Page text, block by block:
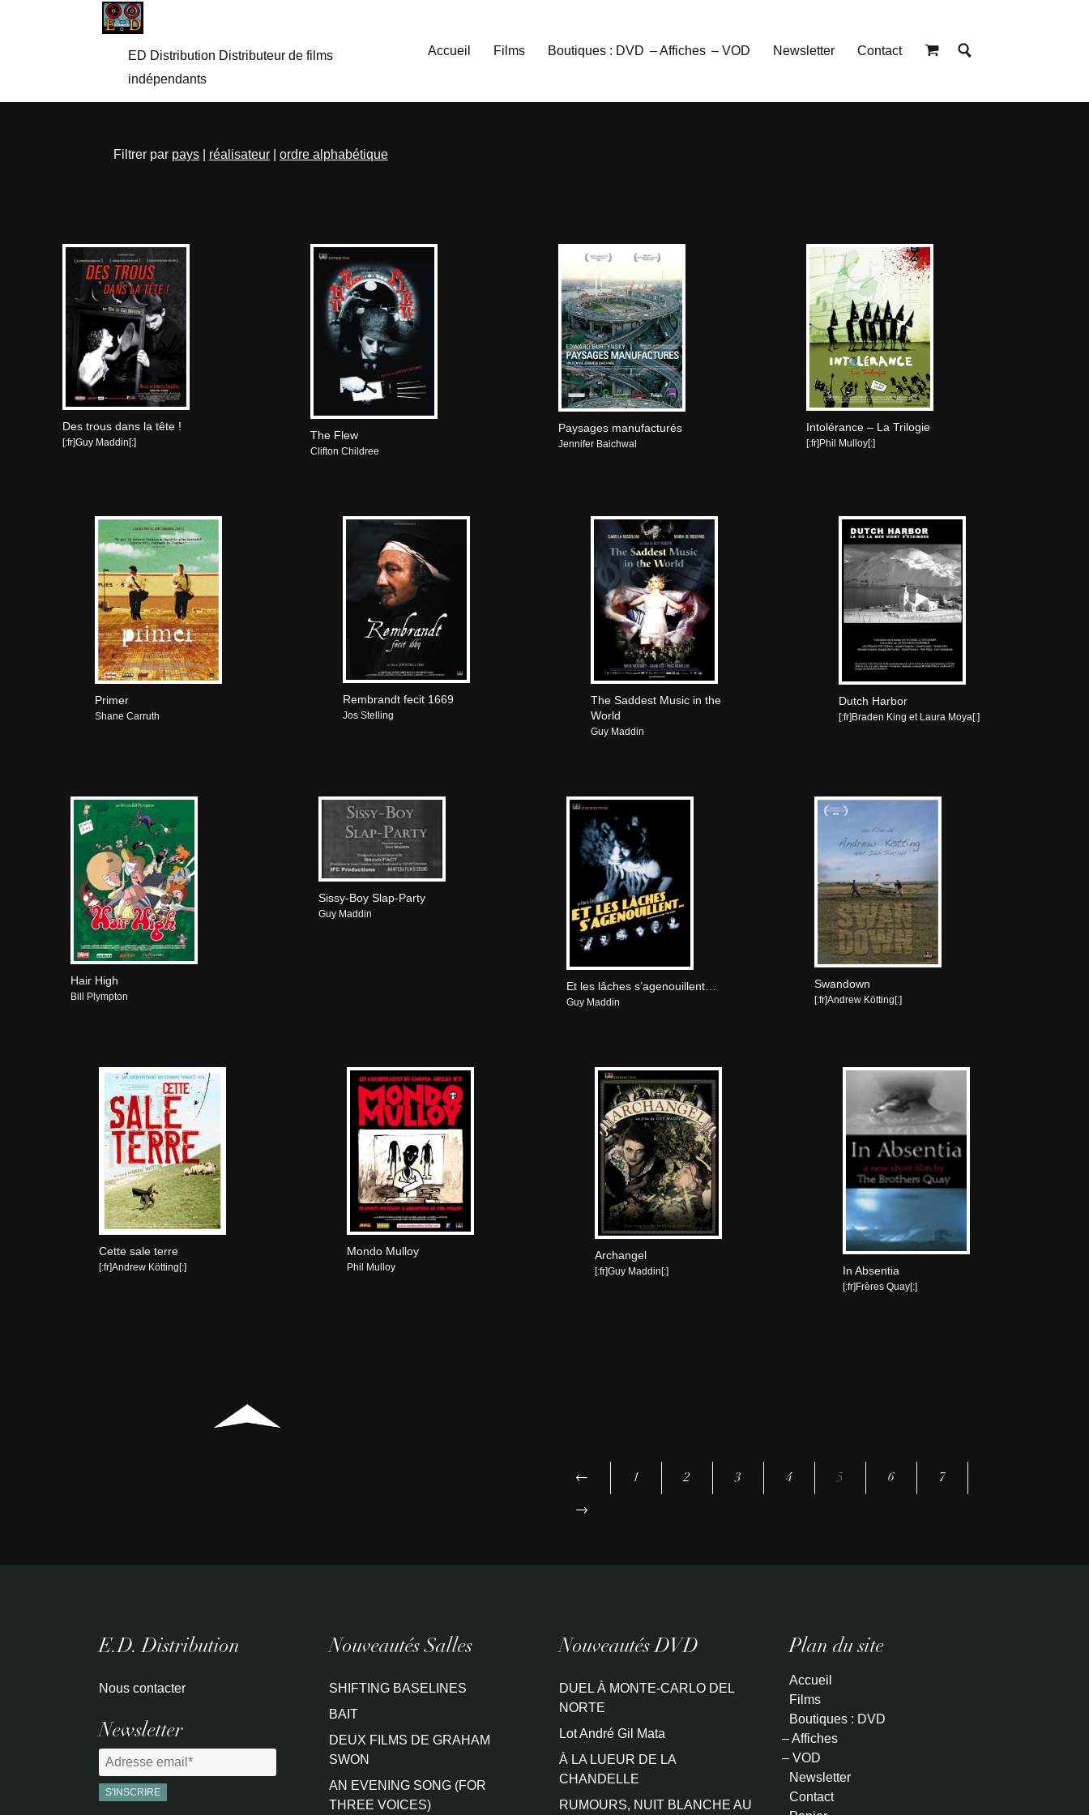
ED Distribution Distributeur de films
indépendants
Accueil Films Boutiques : DVD – Affiches – VOD Newsletter Contact
Filtrer par pays réalisateur ordre alphabétique
Des trous dans la tête !
[:fr]Guy Maddin[:]
The Flew
Clifton Childree
Paysages manufacturés
Jennifer Baichwal
Intolérance – La Trilogie
[:fr]Phil Mulloy[:]
Primer
Shane Carruth
Rembrandt fecit 1669
Jos Stelling
The Saddest Music in the
World
Guy Maddin
Dutch Harbor
[:fr]Braden King et Laura Moya[:]
Hair High
Bill Plympton
Sissy-Boy Slap-Party
Guy Maddin
Et les lâches s’agenouillent…
Guy Maddin
Swandown
[:fr]Andrew Kötting[:]
Cette sale terre
[:fr]Andrew Kötting[:]
Mondo Mulloy
Phil Mulloy
Archangel
[:fr]Guy Maddin[:] In Absentia
[:fr]Frères Quay[:]
← 1 2 3 4 5 6 7
→
E.D. Distribution
Nous contacter
Newsletter
Nouveautés Salles
SHIFTING BASELINES
BAIT
DEUX FILMS DE GRAHAM
SWON
AN EVENING SONG (FOR
THREE VOICES)
Nouveautés DVD
DUEL À MONTE-CARLO DEL
NORTE
Lot André Gil Mata
À LA LUEUR DE LA
CHANDELLE
RUMOURS, NUIT BLANCHE AU
Plan du site
Accueil
Films
Boutiques : DVD
– Affiches
– VOD
Newsletter
Contact